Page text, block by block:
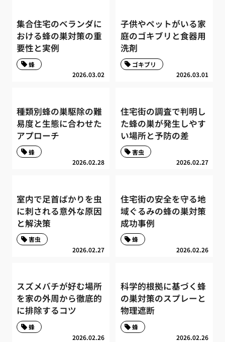
集合住宅のベランダに
おける蜂の巣対策の重
要性と実例
2026.03.02
蜂
子供やペットがいる家
庭のゴキブリと食器用
洗剤
2026.03.01
ゴキブリ
種類別蜂の巣駆除の難
易度と生態に合わせた
アプローチ
2026.02.28
蜂
住宅街の調査で判明し
た蜂の巣が発生しやす
い場所と予防の差
2026.02.27
害虫
室内で足首ばかりを虫
に刺される意外な原因
と解決策
2026.02.27
害虫
住宅街の安全を守る地
域ぐるみの蜂の巣対策
成功事例
2026.02.26
蜂
スズメバチが好む場所
を家の外周から徹底的
に排除するコツ
2026.02.26
蜂
科学的根拠に基づく蜂
の巣対策のスプレーと
物理遮断
2026.02.26
蜂